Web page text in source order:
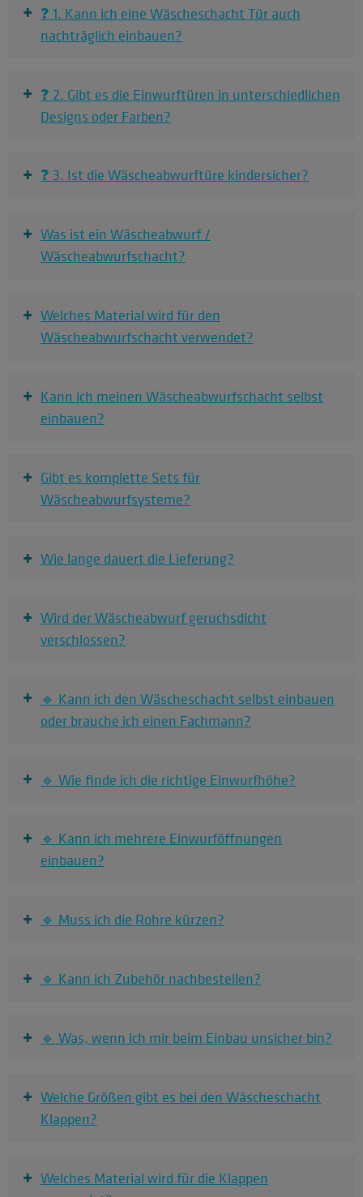
+ ❓ 1. Kann ich eine Wäscheschacht Tür auch
nachträglich einbauen?
+ ❓ 2. Gibt es die Einwurftüren in unterschiedlichen
Designs oder Farben?
+ ❓ 3. Ist die Wäscheabwurftüre kindersicher?
+ Was ist ein Wäscheabwurf /
Wäscheabwurfschacht?
+ Welches Material wird für den
Wäscheabwurfschacht verwendet?
+ Kann ich meinen Wäscheabwurfschacht selbst
einbauen?
+ Gibt es komplette Sets für
Wäscheabwurfsysteme?
+ Wie lange dauert die Lieferung?
+ Wird der Wäscheabwurf geruchsdicht
verschlossen?
+
🔹 Kann ich den Wäscheschacht selbst einbauen
oder brauche ich einen Fachmann?
+ 🔹 Wie finde ich die richtige Einwurfhöhe?
+
🔹 Kann ich mehrere Einwurföffnungen
einbauen?
+ 🔹 Muss ich die Rohre kürzen?
+ 🔹 Kann ich Zubehör nachbestellen?
+ 🔹 Was, wenn ich mir beim Einbau unsicher bin?
+ Welche Größen gibt es bei den Wäscheschacht
Klappen?
+ Welches Material wird für die Klappen